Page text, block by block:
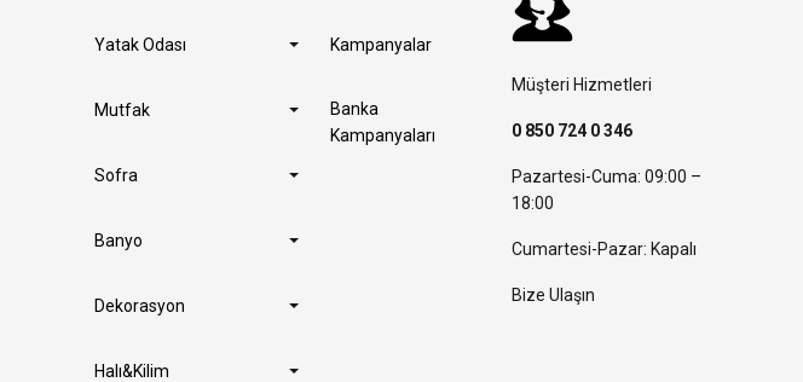
Yatak Odası
Mutfak
Sofra
Banyo
Dekorasyon
Halı&Kilim
Kampanyalar
Banka
Kampanyaları
Müşteri Hizmetleri
0 850 724 0 346
Pazartesi-Cuma: 09:00 –
18:00
Cumartesi-Pazar: Kapalı
Bize Ulaşın